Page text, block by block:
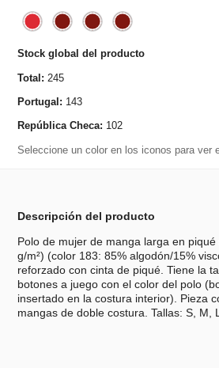
Stock global del producto
Total: 245
Portugal: 143
República Checa: 102
Seleccione un color en los iconos para ver
Descripción del producto
Polo de mujer de manga larga en
g/m²) (color 183: 85% algodón/15%
reforzado con cinta de piqué. Tiene la
botones a juego con el color del polo
insertado en la costura interior). Pieza
mangas de doble costura. Tallas: S, M,